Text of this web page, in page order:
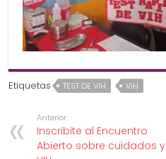
Etiquetas TEST DE VIH VIH
Anterior
Inscribite al Encuentro
Abierto sobre cuidados y